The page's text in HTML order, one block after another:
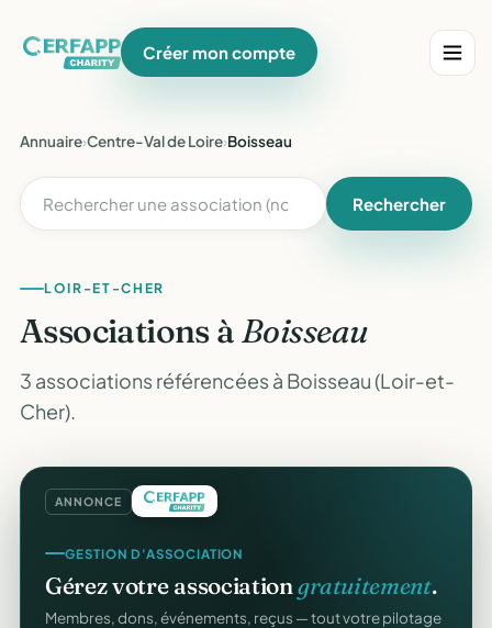
Créer mon compte
Annuaire›Centre-Val de Loire›Boisseau
Rechercher
LOIR-ET-CHER
Associations àBoisseau
3 associations référencées à Boisseau (Loir-et-
Cher).
ANNONCE
GESTION D'ASSOCIATION
Gérez votre associationgratuitement.
Membres, dons, événements, reçus — tout votre pilotage